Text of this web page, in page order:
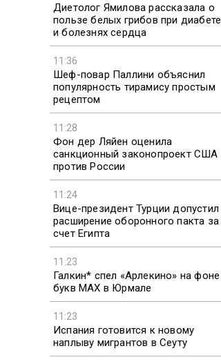
Диетолог Ямилова рассказала о
пользе белых грибов при диабете
и болезнях сердца
11:36
Шеф-повар Паллини объяснил
популярность тирамису простым
рецептом
11:28
Фон дер Ляйен оценила
санкционный законопроект США
против России
11:24
Вице-президент Турции допустил
расширение оборонного пакта за
счет Египта
11:23
Галкин* спел «Арлекино» на фоне
букв MAX в Юрмале
11:23
Испания готовится к новому
наплыву мигрантов в Сеуту